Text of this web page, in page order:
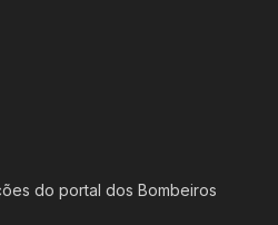
do portal dos Bombeiros